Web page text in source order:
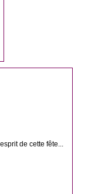
de cette fête...